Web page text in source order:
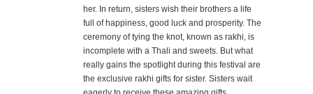
her. In return, sisters wish their brothers a life
full of happiness, good luck and prosperity. The
ceremony of tying the knot, known as rakhi, is
incomplete with a Thali and sweets. But what
really gains the spotlight during this festival are
the exclusive rakhi gifts for sister. Sisters wait